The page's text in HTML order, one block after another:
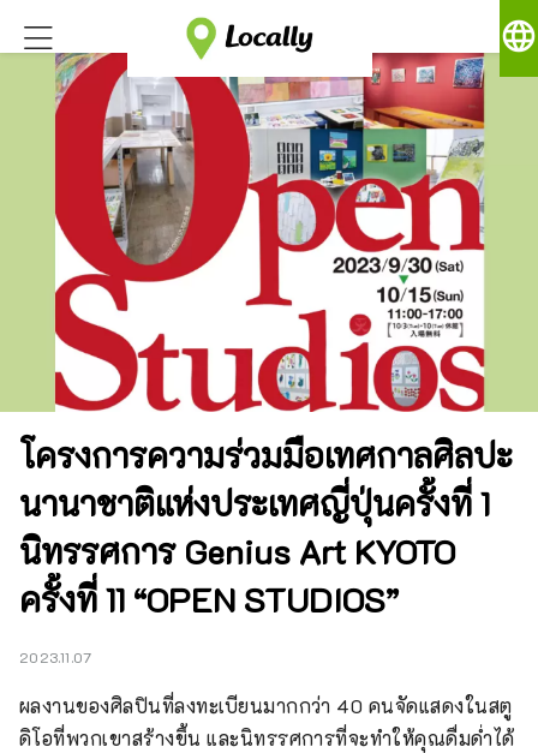
language
โครงการความร่วมมือเทศกาลศิลปะ
นานาชาติแห่งประเทศญี่ปุ่นครั้งที่ 1
นิทรรศการ Genius Art KYOTO
ครั้งที่ 11 “OPEN STUDIOS”
2023.11.07
ผลงานของศิลปินที่ลงทะเบียนมากกว่า 40 คนจัดแสดงในสตู
ดิโอที่พวกเขาสร้างขึ้น และนิทรรศการที่จะทำให้คุณดื่มด่ำได้